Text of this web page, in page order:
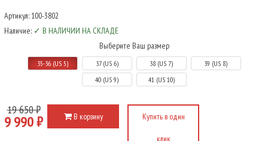
Артикул: 100-3802
Наличие: ✓ В НАЛИЧИИ НА СКЛАДЕ
Выберите Ваш размер
35-36 (US 5) 37 (US 6) 38 (US 7)
39 (US 8)
40 (US 9)
41 (US 10)
19 650 ₽
9 990 ₽ В корзину Купить в один
клик